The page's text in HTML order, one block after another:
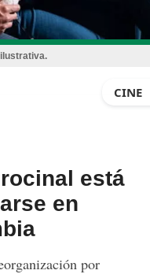
CINE
está
en
por